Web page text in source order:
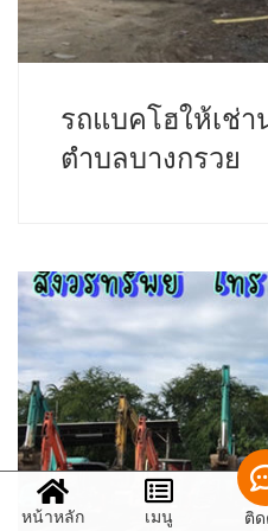
รถแบคโฮให้เช่
ตำบลบางกรวย
หน้าหลัก เมนู ติ